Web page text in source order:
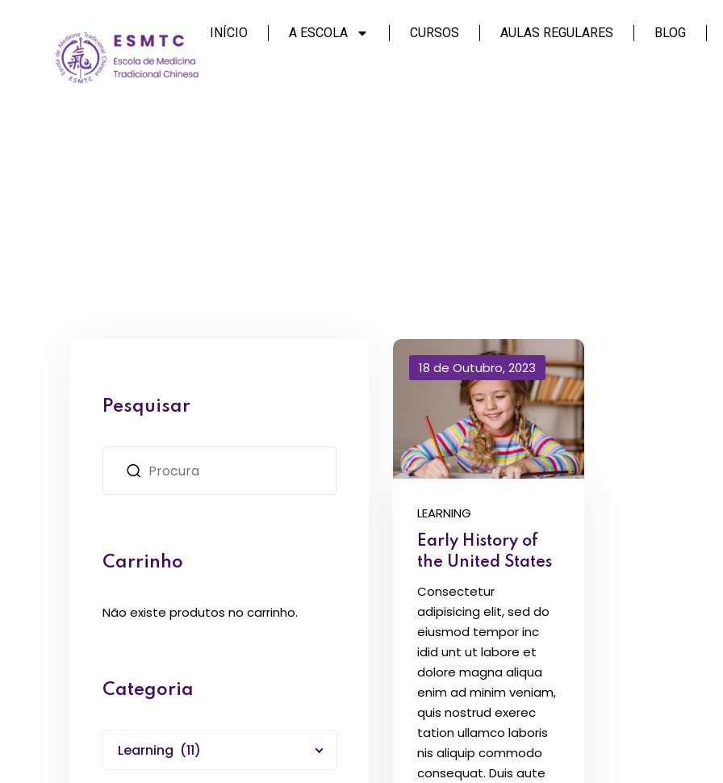
INÍCIO A ESCOLA CURSOS AULAS REGULARES BLOG
18 de Outubro, 2023
LEARNING
Early History of
the United States
Consectetur
adipisicing elit, sed do
eiusmod tempor inc
idid unt ut labore et
dolore magna aliqua
enim ad minim veniam,
quis nostrud exerec
tation ullamco laboris
nis aliquip commodo
consequat. Duis aute
Pesquisar
Carrinho
Não existe produtos no carrinho.
Categoria
Learning (11)
Lembrar-me Perdeu sua senha?